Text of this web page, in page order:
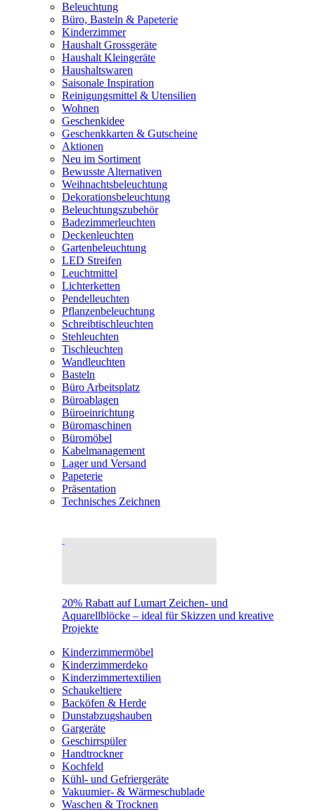
Beleuchtung
Büro, Basteln & Papeterie
Kinderzimmer
Haushalt Grossgeräte
Haushalt Kleingeräte
Haushaltswaren
Saisonale Inspiration
Reinigungsmittel & Utensilien
Wohnen
Geschenkidee
Geschenkkarten & Gutscheine
Aktionen
Neu im Sortiment
Bewusste Alternativen
Weihnachtsbeleuchtung
Dekorationsbeleuchtung
Beleuchtungszubehör
Badezimmerleuchten
Deckenleuchten
Gartenbeleuchtung
LED Streifen
Leuchtmittel
Lichterketten
Pendelleuchten
Pflanzenbeleuchtung
Schreibtischleuchten
Stehleuchten
Tischleuchten
Wandleuchten
Basteln
Büro Arbeitsplatz
Büroablagen
Büroeinrichtung
Büromaschinen
Büromöbel
Kabelmanagement
Lager und Versand
Papeterie
Präsentation
Technisches Zeichnen
20% Rabatt auf Lumart Zeichen- und
Aquarellblöcke – ideal für Skizzen und kreative
Projekte
Kinderzimmermöbel
Kinderzimmerdeko
Kinderzimmertextilien
Schaukeltiere
Backöfen & Herde
Dunstabzugshauben
Gargeräte
Geschirrspüler
Handtrockner
Kochfeld
Kühl- und Gefriergeräte
Vakuumier- & Wärmeschublade
Waschen & Trocknen